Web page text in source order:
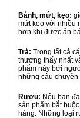
Bánh, mứt, kẹo:
mứt kẹo với nhiều
hơn khi được ăn
Trà: Trong tất cả
thường thấy nhất
phẩm này bởi
những câu chuyện
Rượu: Nếu bạn
sản phẩm bắt
hàng. Những loại